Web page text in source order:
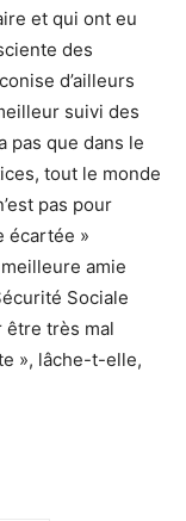
et qui ont eu
des
d’ailleurs
suivi des
pas que dans le
tout le monde
pas pour
écartée »
amie
Sociale
être très mal
», lâche-t-elle,